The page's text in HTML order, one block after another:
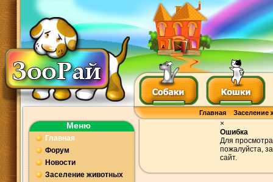
Главная Заселение
Меню
Главная
Форум
Новости
Заселение животных
×
Ошибка
Для
пожалуйста,
сайт.